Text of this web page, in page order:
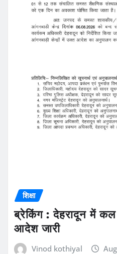
शिक्षा
ब्रेकिंग : देहरादून में
आदेश जारी
Vinod kothiyal